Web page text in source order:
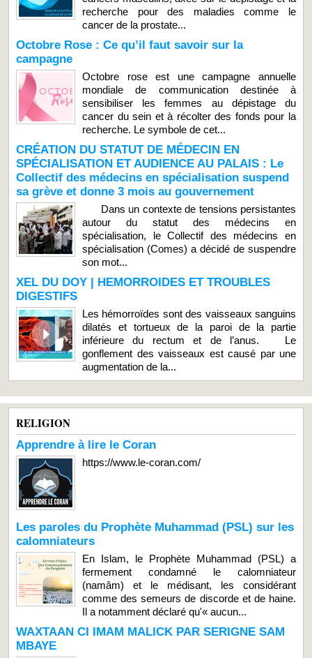
recherche pour des maladies comme le
cancer de la prostate...
Octobre Rose : Ce qu’il faut savoir sur la
campagne
Octobre rose est une campagne annuelle
mondiale de communication destinée à
sensibiliser les femmes au dépistage du
cancer du sein et à récolter des fonds pour la
recherche. Le symbole de cet...
CRÉATION DU STATUT DE MÉDECIN EN
SPÉCIALISATION ET AUDIENCE AU PALAIS : Le
Collectif des médecins en spécialisation suspend
sa grève et donne 3 mois au gouvernement
Dans un contexte de tensions persistantes
autour du statut des médecins en
spécialisation, le Collectif des médecins en
spécialisation (Comes) a décidé de suspendre
son mot...
XEL DU DOY | HEMORROIDES ET TROUBLES
DIGESTIFS
Les hémorroïdes sont des vaisseaux sanguins
dilatés et tortueux de la paroi de la partie
inférieure du rectum et de l’anus. Le
gonflement des vaisseaux est causé par une
augmentation de la...
RELIGION
Apprendre à lire le Coran
https://www.le-coran.com/
Les paroles du Prophète Muhammad (PSL) sur les
calomniateurs
En Islam, le Prophète Muhammad (PSL) a
fermement condamné le calomniateur
(namâm) et le médisant, les considérant
comme des semeurs de discorde et de haine.
Il a notamment déclaré qu'« aucun...
WAXTAAN CI IMAM MALICK PAR SERIGNE SAM
MBAYE